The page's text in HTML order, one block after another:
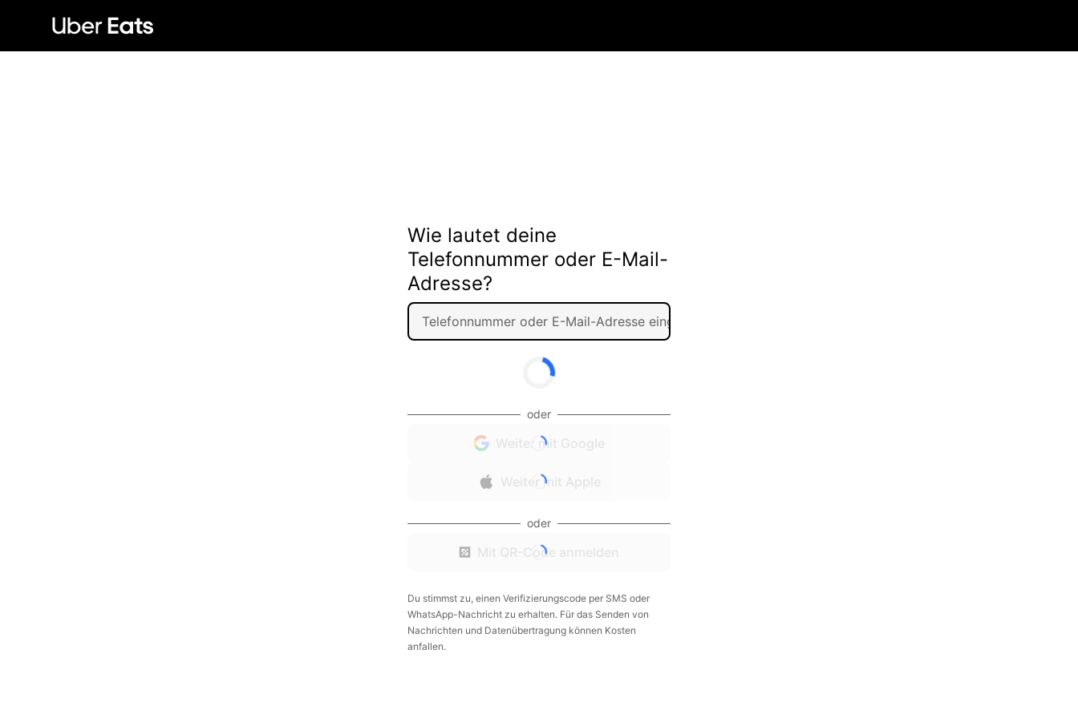
Wie lautet deine
Telefonnummer oder E-Mail-
Adresse?
oder
Weiter mit Google
Weiter mit Apple
oder
Mit QR-Code anmelden
Du stimmst zu, einen Verifizierungscode per SMS oder
WhatsApp-Nachricht zu erhalten. Für das Senden von
Nachrichten und Datenübertragung können Kosten
anfallen.